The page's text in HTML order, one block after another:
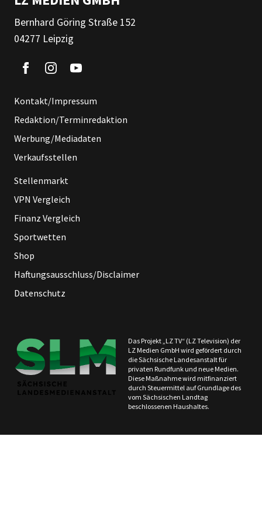
Bernhard Göring Straße 152
04277 Leipzig
Kontakt/Impressum
Redaktion/Terminredaktion
Werbung/Mediadaten
Verkaufsstellen
Stellenmarkt
VPN Vergleich
Finanz Vergleich
Sportwetten
Shop
Haftungsausschluss/Disclaimer
Datenschutz
Das Projekt „LZ TV“ (LZ Television) der
LZ Medien GmbH wird gefördert durch
die Sächsische Landesanstalt für
privaten Rundfunk und neue Medien.
Diese Maßnahme wird mitfinanziert
durch Steuermittel auf Grundlage des
vom Sächsischen Landtag
beschlossenen Haushaltes.